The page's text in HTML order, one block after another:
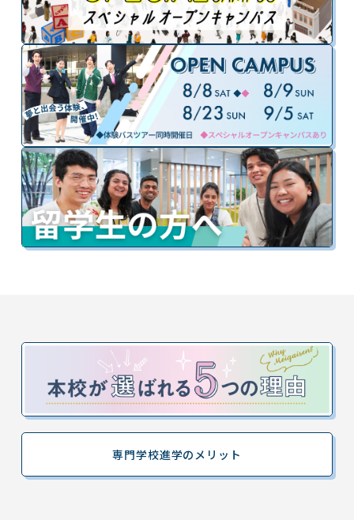
2026.06.16
国際エアライン科
青春ガールズクワイアLIVE in Fiesta Filipino CHUBU 2026♪
2026.05.22
ブライダル科
春のブライダル週間を開催しました。
専門学校進学のメリット